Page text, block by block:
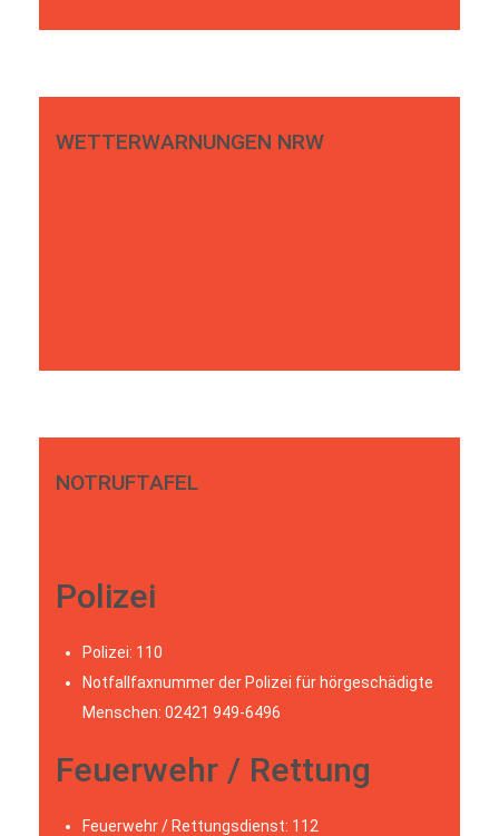
WETTERWARNUNGEN NRW
NOTRUFTAFEL
Polizei
Polizei: 110
Notfallfaxnummer der Polizei für hörgeschädigte
Menschen: 02421 949-6496
Feuerwehr / Rettung
Feuerwehr / Rettungsdienst: 112